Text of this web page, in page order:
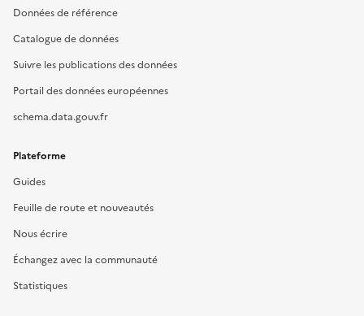
Données de référence
Catalogue de données
Suivre les publications des données
Portail des données européennes
schema.data.gouv.fr
Plateforme
Guides
Feuille de route et nouveautés
Nous écrire
Échangez avec la communauté
Statistiques